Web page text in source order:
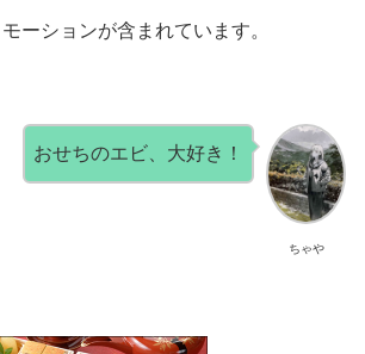
ーションが含まれています。
ちゃや
おせちのエビ、大好き！